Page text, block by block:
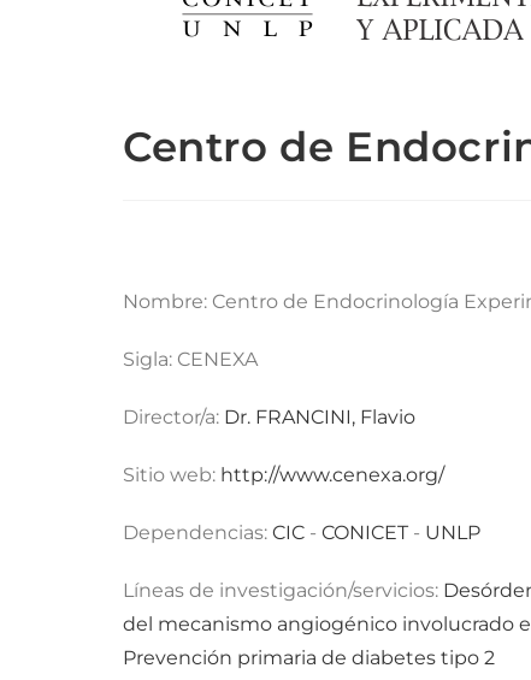
Centro de
Nombre: Centro de Endocrinología
Sigla: CENEXA
Director/a: Dr. FRANCINI, Flavio
Sitio web: http://www.cenexa.org/
Dependencias: CIC - CONICET - UNLP
Líneas de investigación/servicios:
del mecanismo angiogénico involucrado
Prevención primaria de diabetes tipo 2